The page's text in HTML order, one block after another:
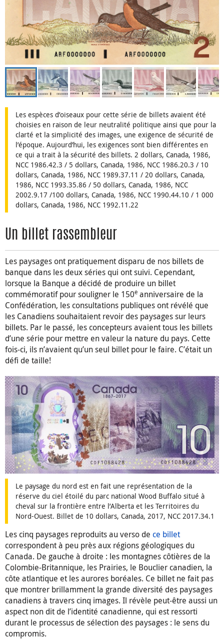
Les espèces d’oiseaux pour cette série de billets avaient été
choisies en raison de leur neutralité politique ainsi que pour la
clarté et la simplicité des images, une exigence de sécurité de
l’époque. Aujourd’hui, les exigences sont bien différentes en
ce qui a trait à la sécurité des billets. 2 dollars, Canada, 1986,
NCC 1986.42.3 / 5 dollars, Canada, 1986, NCC 1986.20.3 / 10
dollars, Canada, 1986, NCC 1989.37.11 / 20 dollars, Canada,
1986, NCC 1993.35.86 / 50 dollars, Canada, 1986, NCC
2002.9.17 /100 dollars, Canada, 1986, NCC 1990.44.10 / 1 000
dollars, Canada, 1986, NCC 1992.11.22
Un billet rassembleur
Les paysages ont pratiquement disparu de nos billets de
banque dans les deux séries qui ont suivi. Cependant,
lorsque la Banque a décidé de produire un billet
commémoratif pour souligner le 150e anniversaire de la
Confédération, les consultations publiques ont révélé que
les Canadiens souhaitaient revoir des paysages sur leurs
billets. Par le passé, les concepteurs avaient tous les billets
d’une série pour mettre en valeur la nature du pays. Cette
fois-ci, ils n’avaient qu’un seul billet pour le faire. C’était un
défi de taille!
Le paysage du nord est en fait une représentation de la
réserve du ciel étoilé du parc national Wood Buffalo situé à
cheval sur la frontière entre l’Alberta et les Territoires du
Nord-Ouest. Billet de 10 dollars, Canada, 2017, NCC 2017.34.1
Les cinq paysages reproduits au verso de ce billet
correspondent à peu près aux régions géologiques du
Canada. De gauche à droite : les montagnes côtières de la
Colombie-Britannique, les Prairies, le Bouclier canadien, la
côte atlantique et les aurores boréales. Ce billet ne fait pas
que montrer brillamment la grande diversité des paysages
canadiens à travers cinq images. Il révèle peut-être aussi un
aspect non dit de l’identité canadienne, qui est ressorti
durant le processus de sélection des paysages : le sens du
compromis.